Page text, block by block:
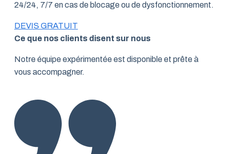
24/24, 7/7 en cas de blocage ou de dysfonctionnement.
DEVIS GRATUIT
Ce que nos clients disent sur nous
Notre équipe expérimentée est disponible et prête à
vous accompagner.